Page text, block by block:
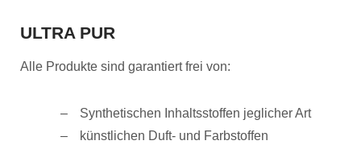
ULTRA PUR
Alle Produkte sind garantiert frei von:
Synthetischen Inhaltsstoffen jeglicher Art
künstlichen Duft- und Farbstoffen